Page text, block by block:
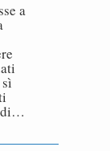
a
di…